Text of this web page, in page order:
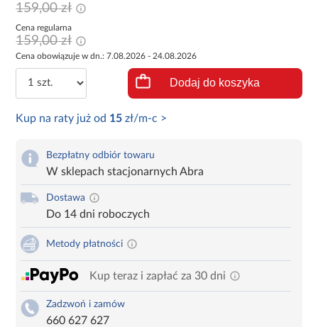
159,00 zł
Cena regularna
159,00 zł
Cena obowiązuje w dn.: 7.08.2026 - 24.08.2026
Dodaj do koszyka
Kup na raty już od 15 zł/m-c >
Bezpłatny odbiór towaru
W sklepach stacjonarnych Abra
Dostawa
Do 14 dni roboczych
Metody płatności
Kup teraz i zapłać za 30 dni
Zadzwoń i zamów
660 627 627